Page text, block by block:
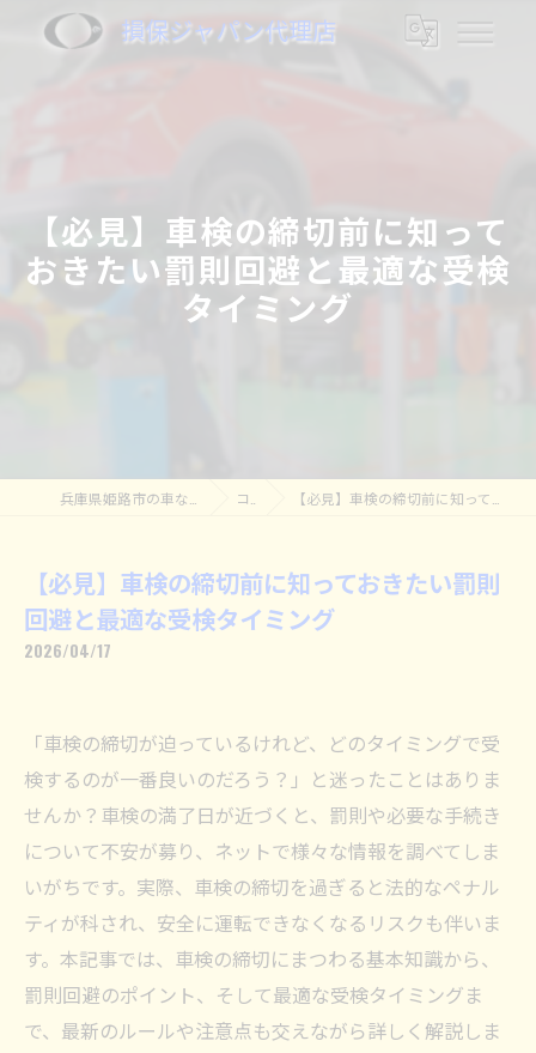
損保ジャパン代理店
【必見】車検の締切前に知って
おきたい罰則回避と最適な受検
タイミング
コラム 【必見】車検の締切前に知っておきたい罰則回避と最適な受検タイミング
【必見】車検の締切前に知っておきたい罰則
回避と最適な受検タイミング
2026/04/17
「車検の締切が迫っているけれど、どのタイミングで受
検するのが一番良いのだろう？」と迷ったことはありま
せんか？車検の満了日が近づくと、罰則や必要な手続き
について不安が募り、ネットで様々な情報を調べてしま
いがちです。実際、車検の締切を過ぎると法的なペナル
ティが科され、安全に運転できなくなるリスクも伴いま
す。本記事では、車検の締切にまつわる基本知識から、
罰則回避のポイント、そして最適な受検タイミングま
で、最新のルールや注意点も交えながら詳しく解説しま